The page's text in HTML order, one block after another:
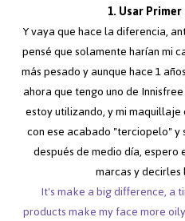
1. Usar
Y vaya que hace la diferencia,
pensé que solamente harían mi
más pesado y aunque hace 1
ahora que tengo uno de
estoy utilizando, y mi
con ese acabado "terciopelo"
después de medio día,
marcas y
It's make a big difference, a
products make my face more